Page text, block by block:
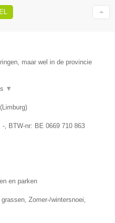
maar wel in de provincie
▼
( Limburg)
- , BTW-nr: BE 0669 710 863
en parken
Zomer-/wintersnoei,